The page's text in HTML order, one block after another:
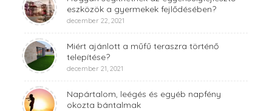
eszközök a gyermekek fejlődésében?
december 22, 2021
Miért ajánlott a műfű teraszra történő
telepítése?
december 21, 2021
Napártalom, leégés és egyéb napfény
okozta bántalmak